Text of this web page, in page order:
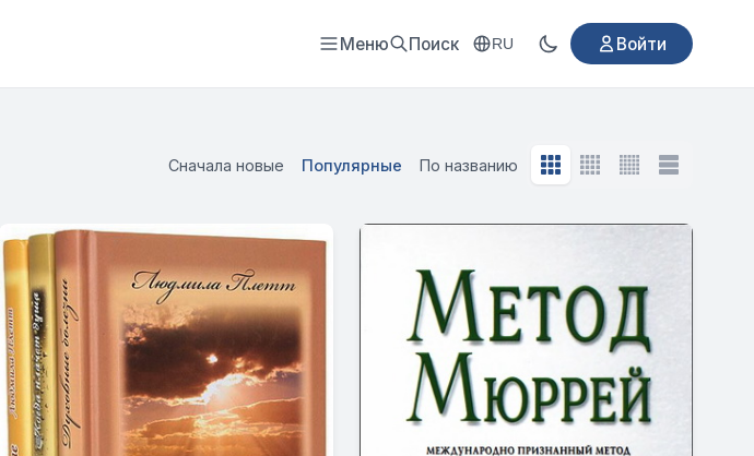
Меню Поиск RU Войти
Сначала новые Популярные По названию